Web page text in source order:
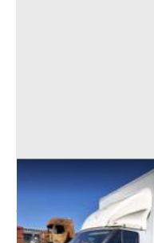
Furgone Ford Transit
Melegnano (Milano)
Offerta minima
900 €